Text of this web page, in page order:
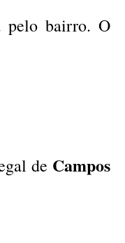
pelo bairro. O
de Campos